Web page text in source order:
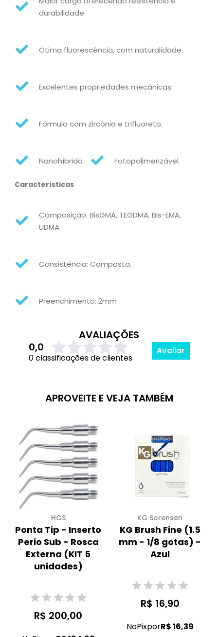
durabilidade
Ótima fluorescência, com naturalidade.
Excelentes propriedades mecânicas.
Fórmula com zircônia e trifluoreto.
Nanohíbrida Fotopolimerizável.
Características
Composição: BisGMA, TEGDMA, Bis-EMA,
UDMA
Consistência: Composta.
Preenchimento: 2mm
AVALIAÇÕES
0,0
0 classificações de clientes
Avaliar
APROVEITE E VEJA TAMBÉM
HGS
Ponta Tip - Inserto
Perio Sub - Rosca
Externa (KIT 5
unidades)
R$ 200,00
KG Sorensen
KG Brush Fine (1.5
mm - 1/8 gotas) -
Azul
R$ 16,90
NoPixporR$ 16,39